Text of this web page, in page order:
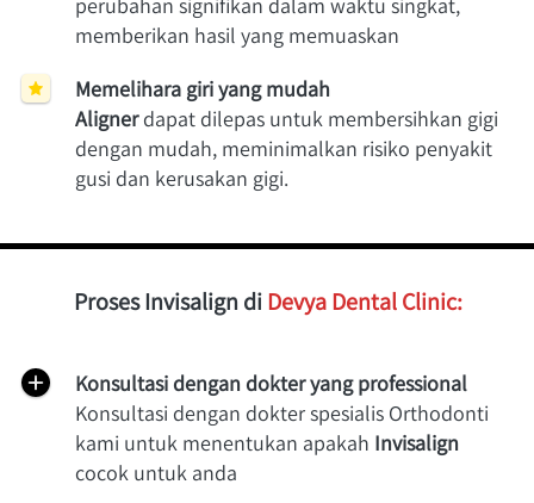
memberikan hasil yang memuaskan
Memelihara giri yang mudah
Aligner dapat dilepas untuk membersihkan gigi
dengan mudah, meminimalkan risiko penyakit
gusi dan kerusakan gigi.
Proses Invisalign di Devya Dental Clinic:
Konsultasi dengan dokter yang professional
Konsultasi dengan dokter spesialis Orthodonti
kami untuk menentukan apakah Invisalign
cocok untuk anda